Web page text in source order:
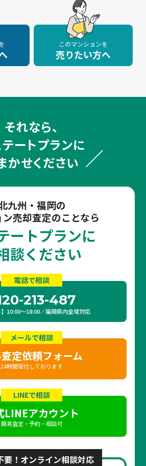
このマンションを
売りたい方へ
それなら、
ートプランに
かせください
九州・福岡の
売却査定のことなら
ートプランに
談ください
電話で相談
213-487
】10:00〜18:00／福岡県内全域対応
メールで相談
定依頼フォーム
24時間受付しております
LINEで相談
LINEアカウント
簡易査定・予約・相談可
要！オンライン相談対応